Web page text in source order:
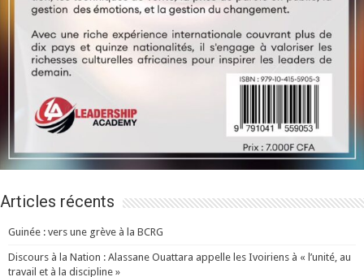
Articles récents
Guinée : vers une grève à la BCRG
Discours à la Nation : Alassane Ouattara appelle les Ivoiriens à « l’unité, au
travail et à la discipline »